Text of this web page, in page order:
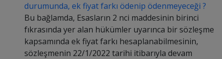
durumunda, ek fiyat farkı ödenip ödenmeyeceği ?
Bu bağlamda, Esasların 2 nci maddesinin birinci
fıkrasında yer alan hükümler uyarınca bir sözleşme
kapsamında ek fiyat farkı hesaplanabilmesinin,
sözleşmenin 22/1/2022 tarihi itibarıyla devam